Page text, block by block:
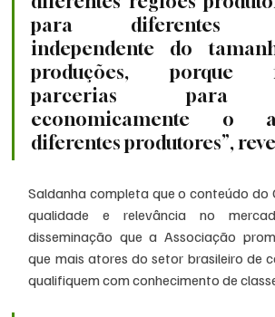
para diferentes
independente do
produções, porque
parcerias para
economicamente o
diferentes produtores”,
Saldanha completa que o conteúdo do
qualidade e relevância no
disseminação que a Associação
que mais atores do setor brasileiro de
qualifiquem com conhecimento de